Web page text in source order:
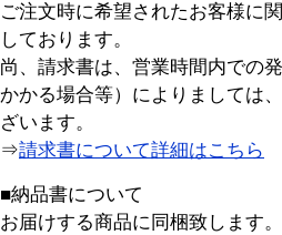
ご注文時に希望されたお客様に
しております。
尚、請求書は、営業時間内での
かかる場合等）によりましては
ざいます。
⇒請求書について詳細はこちら
■納品書について
お届けする商品に同梱致します。